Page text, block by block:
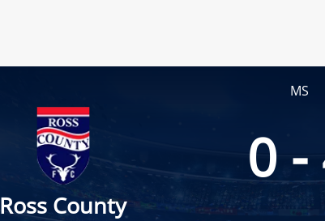
MS
Ross County
0 -